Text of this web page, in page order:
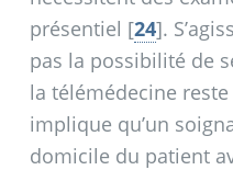
présentiel [24].
pas la possibilité de
la télémédecine
implique qu’un
domicile du patient